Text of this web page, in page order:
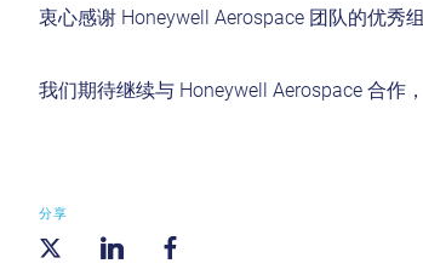
衷心感谢 Honeywell Aerospace 团队的优秀
我们期待继续与 Honeywell Aerospace 合作
分享